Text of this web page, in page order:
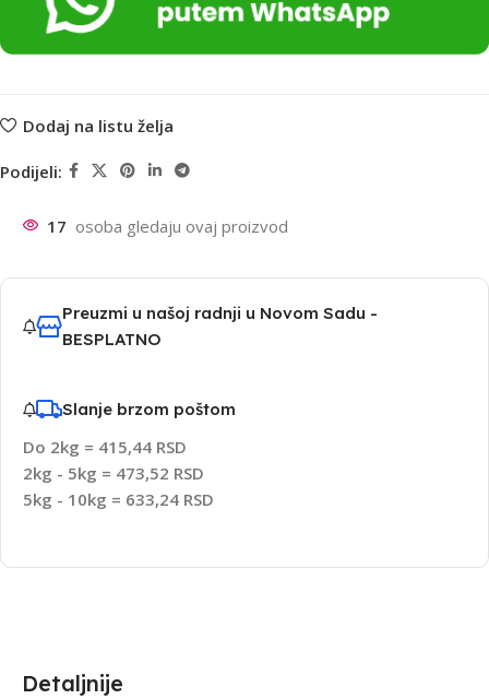
Dodaj na listu želja
Podijeli:
17 osoba gledaju ovaj proizvod
Preuzmi u našoj radnji u Novom Sadu -
BESPLATNO
Slanje brzom poštom
Do 2kg = 415,44 RSD
2kg - 5kg = 473,52 RSD
5kg - 10kg = 633,24 RSD
Detaljnije